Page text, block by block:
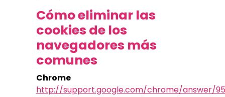
Cómo eliminar las
cookies de los
navegadores más
comunes
Chrome
http://support.google.com/chrome/answer/